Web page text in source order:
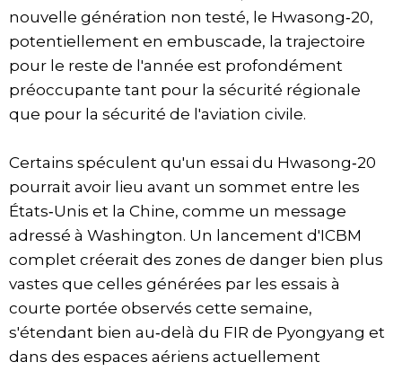
nouvelle génération non testé, le Hwasong‑20,
potentiellement en embuscade, la trajectoire
pour le reste de l'année est profondément
préoccupante tant pour la sécurité régionale
que pour la sécurité de l'aviation civile.
Certains spéculent qu'un essai du Hwasong‑20
pourrait avoir lieu avant un sommet entre les
États‑Unis et la Chine, comme un message
adressé à Washington. Un lancement d'ICBM
complet créerait des zones de danger bien plus
vastes que celles générées par les essais à
courte portée observés cette semaine,
s'étendant bien au‑delà du FIR de Pyongyang et
dans des espaces aériens actuellement